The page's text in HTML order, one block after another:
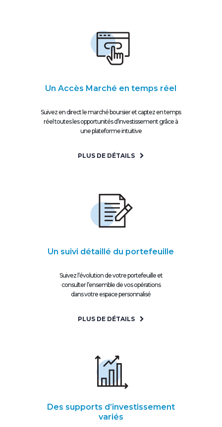
Un Accès Marché en temps réel
Suivez en direct le marché boursier et captez en temps
réel toutes les opportunités d’investissement grâce à
une plateforme intuitive
PLUS DE DÉTAILS
Un suivi détaillé du portefeuille
Suivez l’évolution de votre portefeuille et
consulter l’ensemble de vos opérations
dans votre espace personnalisé
PLUS DE DÉTAILS
Des supports d’investissement
variés